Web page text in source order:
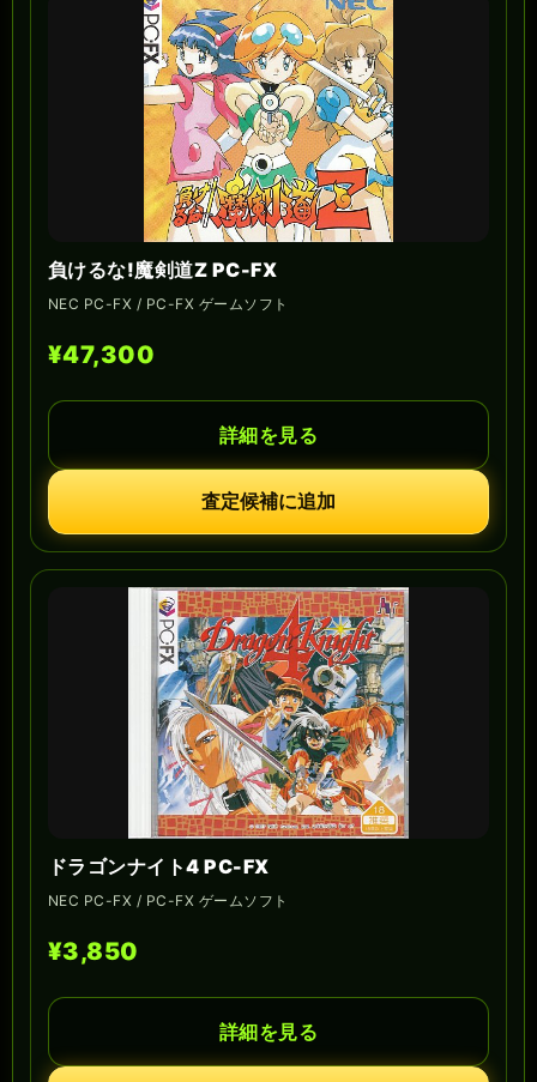
負けるな!魔剣道Z PC-FX
NEC PC-FX / PC-FX ゲームソフト
¥47,300
詳細を見る
査定候補に追加
ドラゴンナイト4 PC-FX
NEC PC-FX / PC-FX ゲームソフト
¥3,850
詳細を見る